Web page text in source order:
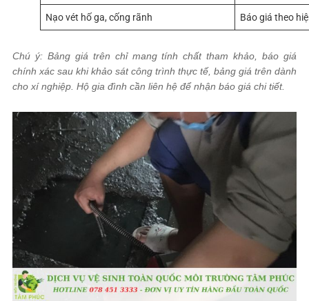
Nạo vét hố ga, cống rãnh Báo giá theo
Chú ý: Bảng giá trên chỉ mang tính chất tham khảo, báo giá
chính xác sau khi khảo sát công trình thực tế, bảng giá trên dành
cho xí nghiệp. Hộ gia đình cần liên hệ để nhận báo giá chi tiết.